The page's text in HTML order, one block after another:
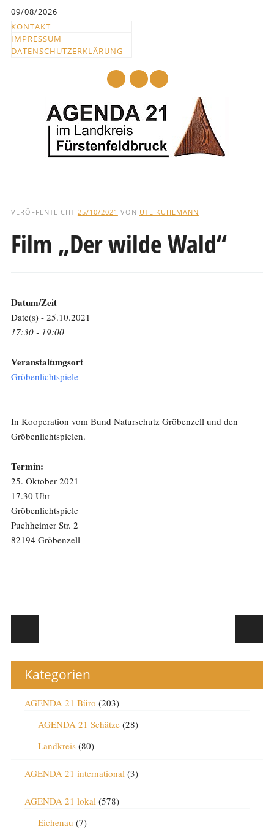
springen
09/08/2026
KONTAKT
IMPRESSUM
DATENSCHUTZERKLÄRUNG
und
Text
VERÖFFENTLICHT 25/10/2021 VON UTE KUHLMANN
Film „Der wilde Wald“
Datum/Zeit
Date(s) - 25.10.2021
17:30 - 19:00
Veranstaltungsort
Gröbenlichtspiele
In Kooperation vom Bund Naturschutz Gröbenzell und den
Gröbenlichtspielen.
Termin:
25. Oktober 2021
17.30 Uhr
Gröbenlichtspiele
Puchheimer Str. 2
82194 Gröbenzell
Post navigation
Kategorien
AGENDA 21 Büro (203)
AGENDA 21 Schätze(28)
Landkreis(80)
AGENDA 21 international(3)
AGENDA 21 lokal(578)
Eichenau (7)